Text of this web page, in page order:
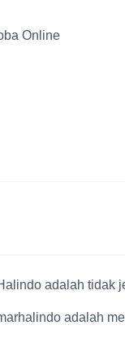
Online
adalah tidak
adalah